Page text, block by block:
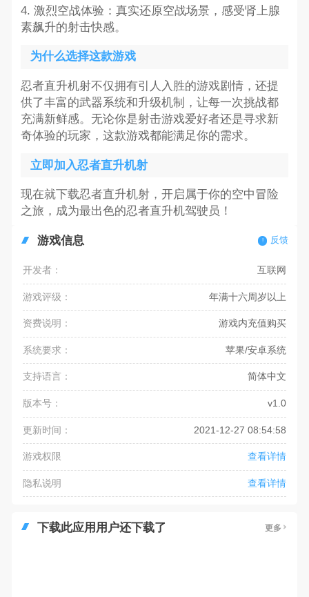
4. 激烈空战体验：真实还原空战场景，感受肾上腺
素飙升的射击快感。
为什么选择这款游戏
忍者直升机射不仅拥有引人入胜的游戏剧情，还提
供了丰富的武器系统和升级机制，让每一次挑战都
充满新鲜感。无论你是射击游戏爱好者还是寻求新
奇体验的玩家，这款游戏都能满足你的需求。
立即加入忍者直升机射
现在就下载忍者直升机射，开启属于你的空中冒险
之旅，成为最出色的忍者直升机驾驶员！
游戏信息 反馈
开发者： 互联网
游戏评级： 年满十六周岁以上
资费说明： 游戏内充值购买
系统要求： 苹果/安卓系统
支持语言： 简体中文
版本号： v1.0
更新时间： 2021-12-27 08:54:58
游戏权限 查看详情
隐私说明 查看详情
下载此应用用户还下载了 更多